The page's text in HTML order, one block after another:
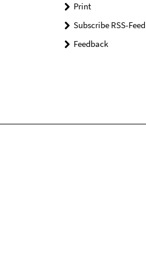
Print
Subscribe RSS-Feed
Feedback